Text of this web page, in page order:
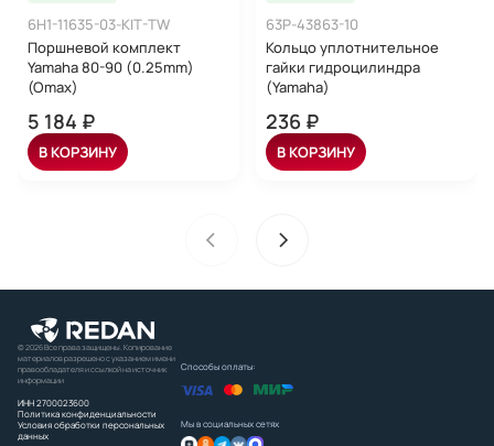
6H1-11635-03-KIT-TW
Поршневой комплект
Yamaha 80-90 (0.25mm)
(Omax)
5 184 ₽
В КОРЗИНУ
63P-43863-10
Кольцо уплотнительное
гайки гидроцилиндра
(Yamaha)
236 ₽
В КОРЗИНУ
© 2026 Все права защищены. Копирование
материалов разрешено с указанием имени
правообладателя и ссылкой на источник
информации
ИНН 2700023600
Политика конфиденциальности
Условия обработки персональных
данных
Способы оплаты:
Мы в социальных сетях